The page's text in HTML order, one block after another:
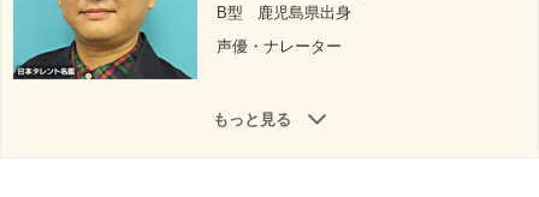
B型
鹿児島県出身
声優・ナレーター
もっと見る